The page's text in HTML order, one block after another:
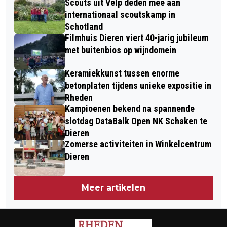
ONTGELDEN TIJDENS DE
JAARWISSELING
CAFÉ VELP
Scouts uit Velp deden mee aan
internationaal scoutskamp in
Schotland
Filmhuis Dieren viert 40-jarig jubileum
met buitenbios op wijndomein
Keramiekkunst tussen enorme
betonplaten tijdens unieke expositie in
Rheden
Kampioenen bekend na spannende
slotdag DataBalk Open NK Schaken te
Dieren
Zomerse activiteiten in Winkelcentrum
Dieren
Meer artikelen